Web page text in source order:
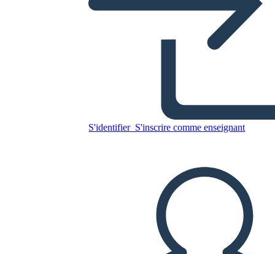
S'identifier S'inscrire comme enseignant
Maska Czerwonego Smoka
Copiez ce storyboard
LIRE LE DIAPORAMA
LIS-MOI